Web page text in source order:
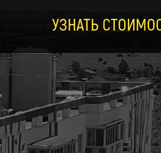
УЗНАТЬ